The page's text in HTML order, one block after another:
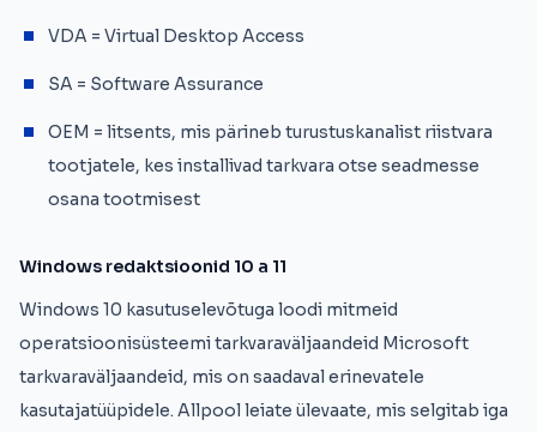
VDA = Virtual Desktop Access
SA = Software Assurance
OEM = litsents, mis pärineb turustuskanalist riistvara
tootjatele, kes installivad tarkvara otse seadmesse
osana tootmisest
Windows redaktsioonid 10 a 11
Windows 10 kasutuselevõtuga loodi mitmeid
operatsioonisüsteemi tarkvaraväljaandeid Microsoft
tarkvaraväljaandeid, mis on saadaval erinevatele
kasutajatüüpidele. Allpool leiate ülevaate, mis selgitab iga